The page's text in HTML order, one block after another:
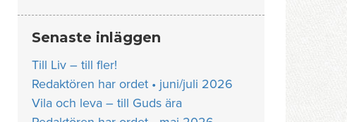
Senaste inläggen
Till Liv – till fler!
Redaktören har ordet • juni/juli 2026
Vila och leva – till Guds ära